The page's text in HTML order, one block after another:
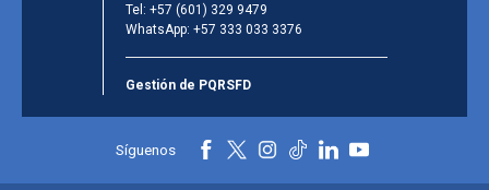
Tel: +57 (601) 329 9479
WhatsApp: +57 333 033 3376
Gestión de PQRSFD
Síguenos